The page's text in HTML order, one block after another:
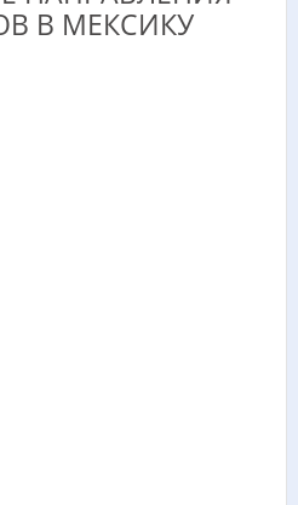
В МЕКСИКУ